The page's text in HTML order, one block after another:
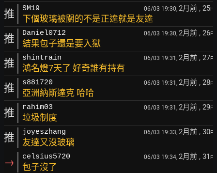
推 SM19 06/03 19:30, 2月前 , 25F
下個玻璃被關的不是正達就是友達
推 Daniel0712 06/03 19:30, 2月前 , 26F
結果包子還是要入獄
推 shintrain 06/03 19:31, 2月前 , 27F
鴻名燈7天了 好奇誰有持有
推 s881720 06/03 19:31, 2月前 , 28F
亞洲納斯達克 哈哈
推 rahim03 06/03 19:31, 2月前 , 29F
垃圾制度
推 joyeszhang 06/03 19:33, 2月前 , 30F
友達又沒玻璃
→ celsius5720 06/03 19:34, 2月前 , 31 F
包子沒了